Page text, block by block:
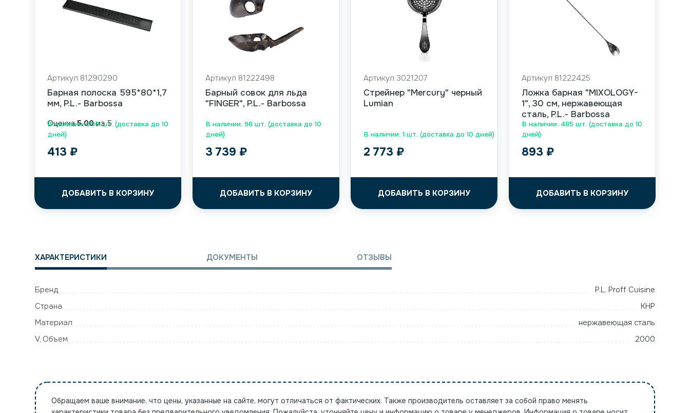
В наличии: 600 шт. (доставка до 10
дней)
Артикул 81290290
Барная полоска 595*80*1,7
мм, P.L.- Barbossa
Оценка5.00из 5
413 ₽
ДОБАВИТЬ В КОРЗИНУ
В наличии: 98 шт. (доставка до 10
дней)
Артикул 81222498
Барный совок для льда
"FINGER", P.L.- Barbossa
3 739 ₽
ДОБАВИТЬ В КОРЗИНУ
В наличии: 1 шт. (доставка до 10 дней)
Артикул 3021207
Cтрейнер "Mercury" черный
Lumian
2 773 ₽
ДОБАВИТЬ В КОРЗИНУ
В наличии: 485 шт. (доставка до 10
дней)
Артикул 81222425
Ложка барная "MIXOLOGY-
1", 30 см, нержавеющая
сталь, P.L.- Barbossa
893 ₽
ДОБАВИТЬ В КОРЗИНУ
ХАРАКТЕРИСТИКИ ДОКУМЕНТЫ ОТЗЫВЫ
Бренд
P.L. Proff Cuisine
Страна
КНР
Материал
нержавеющая сталь
V, Объем
2000
Обращаем ваше внимание, что цены, указанные на сайте, могут отличаться от фактических. Также производитель оставляет за собой право менять